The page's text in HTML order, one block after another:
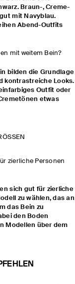
Braun-, Creme-
mit Navyblau.
Abend-Outfits
mit weitem Bein?
bilden die Grundlage
kontrastreiche Looks.
Outfit oder
etwas
zierliche Personen
sich gut für zierliche
zu wählen, das an
das Bein zu
den Boden
Modellen über dem